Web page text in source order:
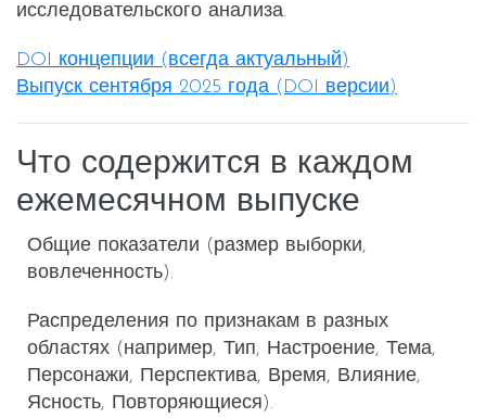
исследовательского анализа.
DOI концепции (всегда актуальный)
Выпуск сентября 2025 года (DOI версии)
Что содержится в каждом
ежемесячном выпуске
Общие показатели (размер выборки,
вовлеченность).
Распределения по признакам в разных
областях (например, Тип, Настроение, Тема,
Персонажи, Перспектива, Время, Влияние,
Ясность, Повторяющиеся).